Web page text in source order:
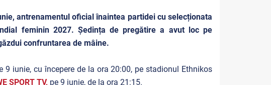
antrenamentul oficial înaintea partidei cu selecționata
feminin 2027. Ședința de pregătire a avut loc pe
confruntarea de mâine.
9 iunie, cu începere de la ora 20:00, pe stadionul Ethnikos
SPORT TV, pe 9 iunie, de la ora 21:15.